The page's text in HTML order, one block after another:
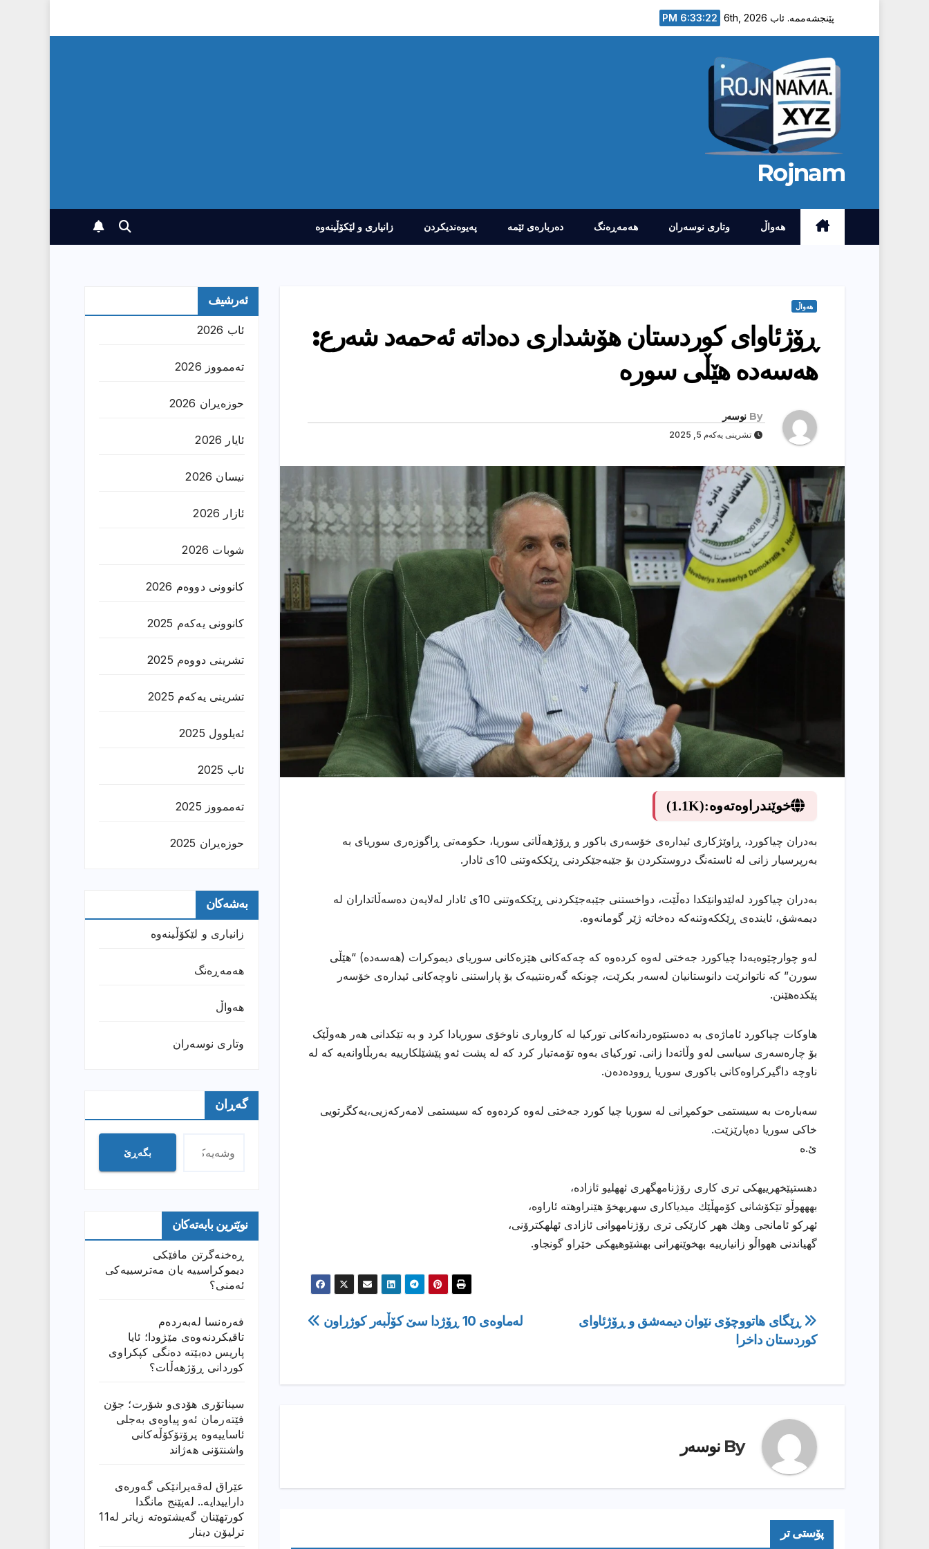
پێنجشەممە. ئاب 6th, 2026 6:33:23 PM
Rojnam
هەواڵ وتارى نوسەران هەمەڕەنگ دەربارەى ئێمە پەیوەندیکردن زانیارى و لێکۆڵینەوە
هەواڵ
ڕۆژئاوای کوردستان هۆشداری دەداتە ئەحمەد شەرع:
هەسەدە هێڵی سورە
By نوسەر
تشرینی یەکەم 5, 2025
خوێندراوەتەوە:(1.1K)
بەدران چیاکورد، ڕاوێژکاری ئیدارەی خۆسەری باکور و ڕۆژهەڵاتی سوریا، حکومەتی ڕاگوزەری سوریای بە
بەرپرسیار زانی لە ئاستەنگ دروستکردن بۆ جێبەجێکردنی ڕێککەوتنی 10ی ئادار.
بەدران چیاکورد لەلێدوانێکدا دەڵێت، دواخستنی جێبەجێکردنی ڕێککەوتنی 10ی ئادار لەلایەن دەسەڵاتداران لە
دیمەشق، ئایندەی ڕێککەوتنەکە دەخاتە ژێر گومانەوە.
لەو چوارچێوەیەدا چیاکورد جەختی لەوە کردەوە کە چەکەکانی هێزەکانی سوریای دیموکرات (هەسەدە) “هێڵی
سورن” کە ناتوانرێت دانوستانیان لەسەر بکرێت، چونکە گەرەنتییەک بۆ پاراستنی ناوچەکانی ئیدارەی خۆسەر
پێکدەهێنن.
هاوکات چیاکورد ئاماژەی بە دەستێوەردانەکانی تورکیا لە کاروباری ناوخۆی سوریادا کرد و بە تێکدانی هەر هەوڵێک
بۆ چارەسەری سیاسی لەو وڵاتەدا زانی. تورکیای بەوە تۆمەتبار کرد کە لە پشت ئەو پێشێلکارییە بەربڵاوانەیە کە لە
ناوچە داگیرکراوەکانی باکوری سوریا ڕوودەدەن.
سەبارەت بە سیستمی حوکمڕانی لە سوریا چیا کورد جەختی لەوە کردەوە کە سیستمی لامەرکەزیی،یەکگرتویی
خاکی سوریا دەپارێزێت.
ئ.ه
دهستپێخهرییهكی تری كاری رۆژنامهگهری ئههلیو ئازاده،
بهههوڵو تێكۆشانی كۆمهڵێك میدیاكاری سهربهخۆ هێنراوهته ئاراوه،
ئهركو ئامانجی وهك ههر كارێكی تری رۆژنامهوانی ئازادی ئهلهكترۆنی،
گهیاندنی ههواڵو زانیارییه بهخوێنهرانی بهشێوهیهكی خێراو گونجاو.
ڕێدۆزیی
بابەت
لەماوەی 10 ڕۆژدا سێ کۆڵبەر کوژراون
ڕێگای هاتووچۆی نێوان دیمەشق و ڕۆژئاوای
کوردستان داخرا
By نوسەر
پۆستى تر
ئەرشیف
ئاب 2026
تەممووز 2026
حوزه‌یران 2026
ئایار 2026
نیسان 2026
ئازار 2026
شوبات 2026
کانوونی دووەم 2026
کانوونی یەکەم 2025
تشرینی دووەم 2025
تشرینی یەکەم 2025
ئەیلوول 2025
ئاب 2025
تەممووز 2025
حوزه‌یران 2025
بەشەکان
زانیارى و لێکۆڵینەوە
هەمەڕەنگ
هەواڵ
وتارى نوسەران
گەڕان
بگەڕێ
نوێترین بابەتەکان
ڕەخنەگرتن مافێکی
دیموکراسییە یان مەترسییەکی
ئەمنی؟
فەرەنسا لەبەردەم
تاقیکردنەوەی مێژودا؛ ئایا
پاریس دەبێتە دەنگی کپکراوی
کوردانی ڕۆژھەڵات؟
سیناتۆری هۆدی‌و شۆرت؛ جۆن
فێتەرمان ئەو پیاوەی بەجلی
ئاساییەوە پرۆتۆکۆڵەکانی
واشنتۆنی هەژاند
عێراق له‌قه‌یرانێكى گه‌وره‌ى
داراییدایه‌.. له‌پێنج مانگدا
كورتهێنان گه‌یشتوه‌ته‌ زیاتر له‌11
ترلیۆن دینار